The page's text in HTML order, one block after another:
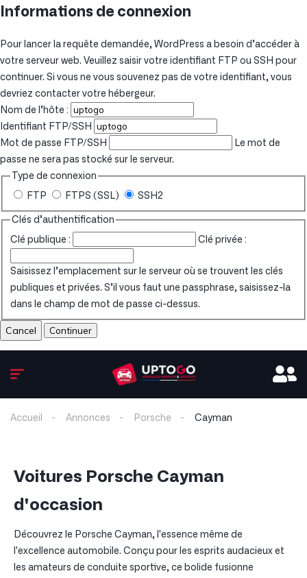
Informations de connexion
Pour lancer la requête demandée, WordPress a besoin d’accéder à
votre serveur web. Veuillez saisir votre identifiant FTP ou SSH pour
continuer. Si vous ne vous souvenez pas de votre identifiant, vous
devriez contacter votre hébergeur.
Nom de l’hôte :
Identifiant FTP/SSH
Mot de passe FTP/SSH
Le mot de
passe ne sera pas stocké sur le serveur.
Type de connexion
FTP FTPS (SSL) SSH2
Clés d’authentification
Clé publique : Clé privée :
Saisissez l’emplacement sur le serveur où se trouvent les clés
publiques et privées. S’il vous faut une passphrase, saisissez-la
dans le champ de mot de passe ci-dessus.
Cancel
Accueil Annonces Porsche Cayman
Voitures Porsche Cayman
d'occasion
Découvrez le Porsche Cayman, l'essence même de
l'excellence automobile. Conçu pour les esprits audacieux et
les amateurs de conduite sportive, ce bolide fusionne